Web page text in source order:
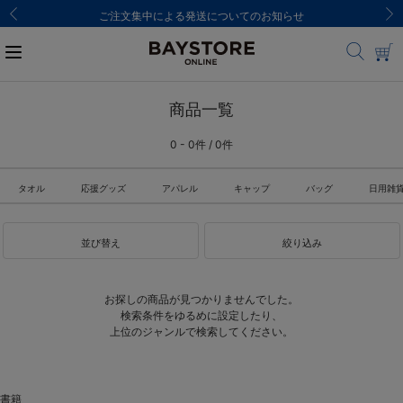
ご注文集中による発送についてのお知らせ
商品一覧
0 - 0件 / 0件
タオル 応援グッズ アパレル キャップ バッグ 日用雑
並び替え 絞り込み
お探しの商品が見つかりませんでした。
検索条件をゆるめに設定したり、
上位のジャンルで検索してください。
書籍